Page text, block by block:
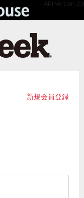
API Version 2.0
新規会員登録